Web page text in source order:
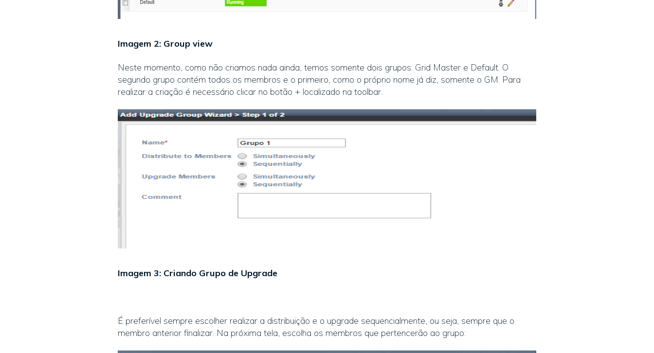
Imagem 2: Group view
Neste momento, como não criamos nada ainda, temos somente dois grupos: Grid Master e Default. O
segundo grupo contém todos os membros e o primeiro, como o próprio nome já diz, somente o GM. Para
realizar a criação é necessário clicar no botão + localizado na toolbar.
Imagem 3: Criando Grupo de Upgrade
É preferível sempre escolher realizar a distribuição e o upgrade sequencialmente, ou seja, sempre que o
membro anterior finalizar. Na próxima tela, escolha os membros que pertencerão ao grupo: